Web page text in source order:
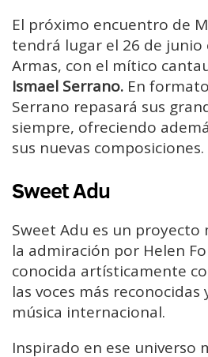
El próximo encuentro de
tendrá lugar el 26 de junio
Armas, con el mítico
Ismael Serrano. En
Serrano repasará sus
siempre, ofreciendo
sus nuevas composiciones.
Sweet Adu
Sweet Adu es un proyecto
la admiración por Helen
conocida artísticamente
las voces más reconocidas
música internacional.
Inspirado en ese universo